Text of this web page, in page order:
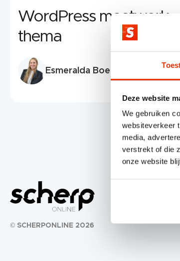
Deze website
We gebruiken
websiteverkeer
media,
verstrekt of die
onze website
WordPress maatwerk
thema
Esmeralda Boer
© SCHERPONLINE 2026